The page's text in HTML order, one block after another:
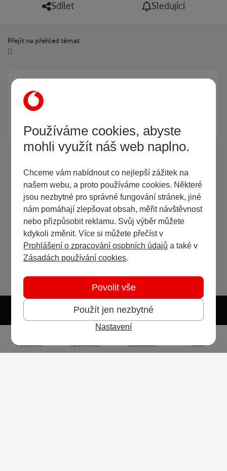
Sdílet Sledující
Přejít na přehled témat
Právě prohlíží tuto stránku
Žádný registrovaný uživatel si neprohlíží tuto stránku
Světlý režim Předvolba systému
Přihlásit se Vytvořit účet Vyhledávání Menu
Používáme cookies, abyste
mohli využít náš web naplno.
Chceme vám nabídnout co nejlepší zážitek na
našem webu, a proto používáme cookies. Některé
jsou nezbytné pro správné fungování stránek, jiné
nám pomáhají zlepšovat obsah, měřit návštěvnost
nebo přizpůsobit reklamu. Svůj výběr můžete
kdykoli změnit. Více si můžete přečíst v
Prohlášení o zpracování osobních údajů a také v
Zásadách používání cookies.
Použít jen nezbytné
Povolit vše
Nastavení